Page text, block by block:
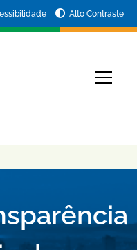
Alto Contraste